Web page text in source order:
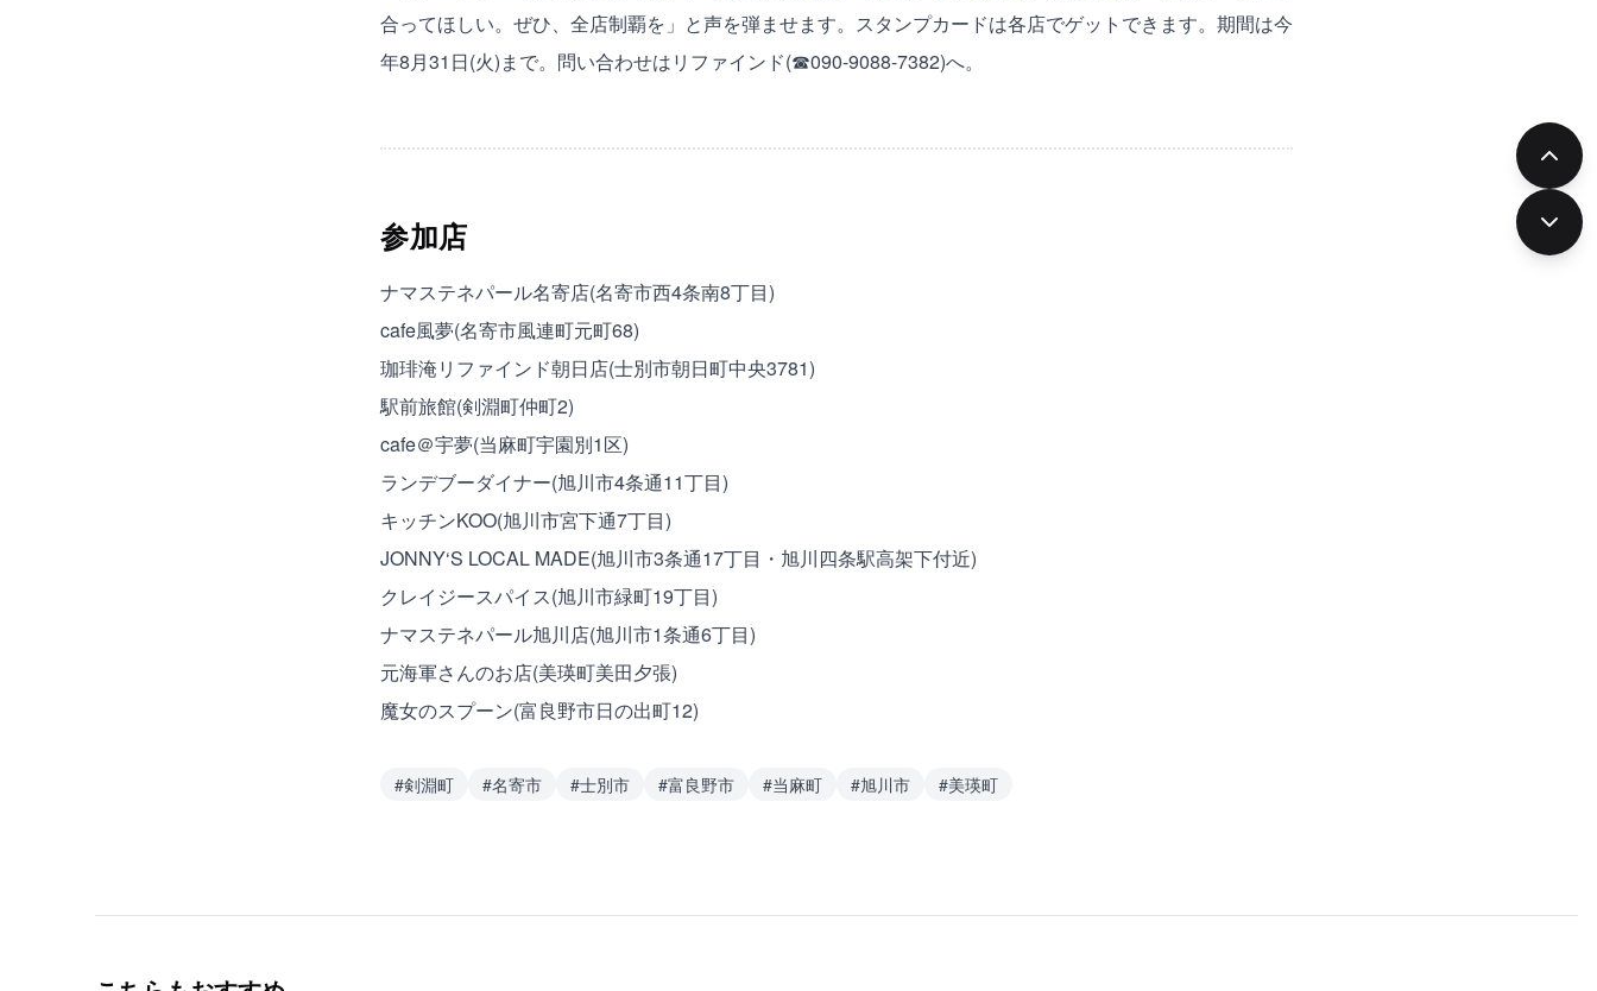
合ってほしい。ぜひ、全店制覇を」と声を弾ませます。スタンプカードは各店でゲットできます。期間は今
年8月31日(火)まで。問い合わせはリファインド(☎090-9088-7382)へ。
参加店
ナマステネパール名寄店(名寄市西4条南8丁目)
cafe風夢(名寄市風連町元町68)
珈琲淹リファインド朝日店(士別市朝日町中央3781)
駅前旅館(剣淵町仲町2)
cafe＠宇夢(当麻町宇園別1区)
ランデブーダイナー(旭川市4条通11丁目)
キッチンKOO(旭川市宮下通7丁目)
JONNY‘S LOCAL MADE(旭川市3条通17丁目・旭川四条駅高架下付近)
クレイジースパイス(旭川市緑町19丁目)
ナマステネパール旭川店(旭川市1条通6丁目)
元海軍さんのお店(美瑛町美田夕張)
魔女のスプーン(富良野市日の出町12)
#剣淵町 #名寄市 #士別市 #富良野市 #当麻町 #旭川市 #美瑛町